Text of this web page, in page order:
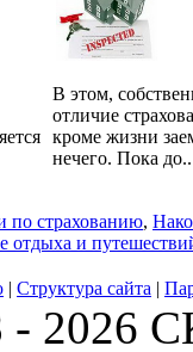
В этом,
отличие
кроме жизни
нечего. Пока
по страхованию,
отдыха и
| Структура сайта |
2026